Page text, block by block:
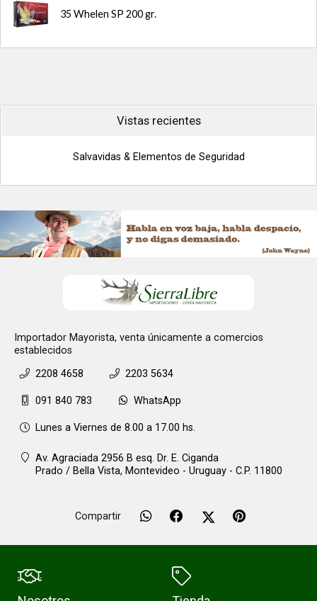
35 Whelen SP 200 gr.
Vistas recientes
Salvavidas & Elementos de Seguridad
Importador Mayorista, venta únicamente a comercios
establecidos
2208 4658
2203 5634
091 840 783 WhatsApp
Lunes a Viernes de 8.00 a 17.00 hs.
Av. Agraciada 2956 B esq. Dr. E. Ciganda
Prado / Bella Vista, Montevideo - Uruguay - C.P. 11800
Compartir